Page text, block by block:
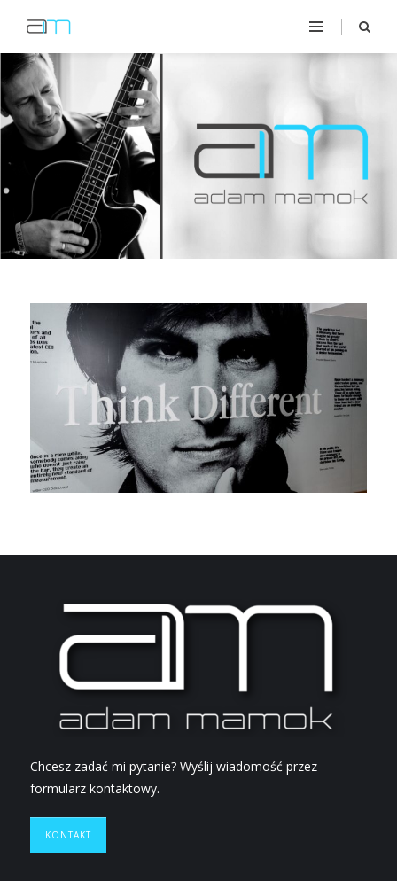
Chcesz zadać mi pytanie? Wyślij wiadomość przez
formularz kontaktowy.
KONTAKT